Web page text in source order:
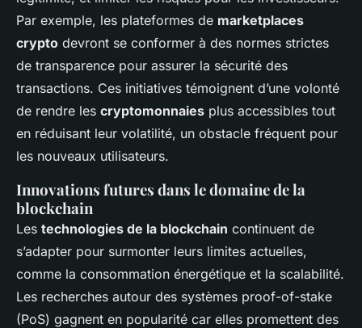
Par exemple, les plateformes de marketplaces
crypto devront se conformer à des normes strictes
de transparence pour assurer la sécurité des
transactions. Ces initiatives témoignent d’une volonté
de rendre les cryptomonnaies plus accessibles tout
en réduisant leur volatilité, un obstacle fréquent pour
les nouveaux utilisateurs.
Innovations futures dans le domaine de la
blockchain
Les technologies de la blockchain continuent de
s’adapter pour surmonter leurs limites actuelles,
comme la consommation énergétique et la scalabilité.
Les recherches autour des systèmes proof-of-stake
(PoS) gagnent en popularité car elles promettent des